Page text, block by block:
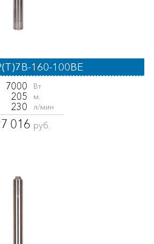
160-100BE
7000 Вт
205 м.
230 л/мин
016 руб.